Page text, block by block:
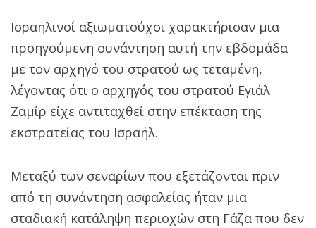
Ισραηλινοί αξιωματούχοι χαρακτήρισαν μια
προηγούμενη συνάντηση αυτή την εβδομάδα
με τον αρχηγό του στρατού ως τεταμένη,
λέγοντας ότι ο αρχηγός του στρατού Εγιάλ
Ζαμίρ είχε αντιταχθεί στην επέκταση της
εκστρατείας του Ισραήλ.
Μεταξύ των σεναρίων που εξετάζονται πριν
από τη συνάντηση ασφαλείας ήταν μια
σταδιακή κατάληψη περιοχών στη Γάζα που δεν